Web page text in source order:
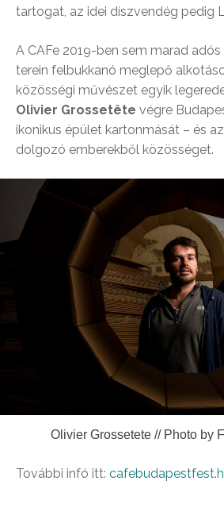
tartogat, az idei díszvendég pedig
A CAFe 2019-ben sem marad
terein felbukkanó meglepő
közösségi művészet egyik
Olivier Grossetête végre
ikonikus épület kartonmását – és
dolgozó emberekből közösséget.
Olivier Grossetete // Photo by
További infó itt: